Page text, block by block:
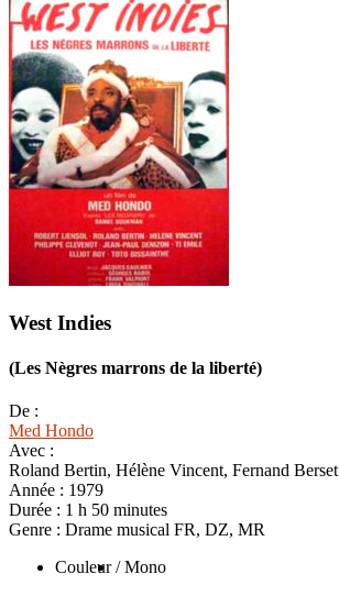
West Indies
(Les Nègres marrons de la liberté)
De :
Med Hondo
Avec :
Roland Bertin, Hélène Vincent, Fernand Berset
Année : 1979
Durée : 1 h 50 minutes
Genre : Drame musical FR, DZ, MR
Couleur / Mono